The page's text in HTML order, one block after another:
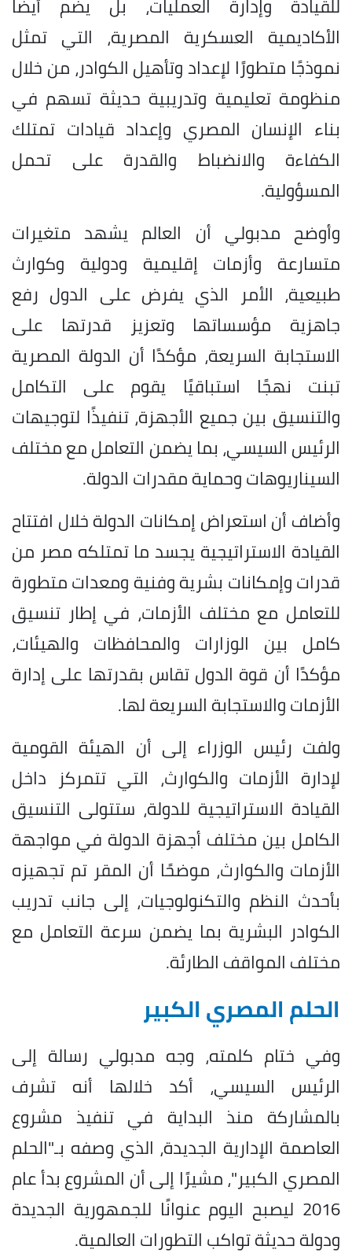
الأكاديمية العسكرية المصرية، التي تمثل
نموذجًا متطورًا لإعداد وتأهيل الكوادر، من خلال
منظومة تعليمية وتدريبية حديثة تسهم في
بناء الإنسان المصري وإعداد قيادات تمتلك
الكفاءة والانضباط والقدرة على تحمل
المسؤولية.
وأوضح مدبولي أن العالم يشهد متغيرات
متسارعة وأزمات إقليمية ودولية وكوارث
طبيعية، الأمر الذي يفرض على الدول رفع
جاهزية مؤسساتها وتعزيز قدرتها على
الاستجابة السريعة، مؤكدًا أن الدولة المصرية
تبنت نهجًا استباقيًا يقوم على التكامل
والتنسيق بين جميع الأجهزة، تنفيذًا لتوجيهات
الرئيس السيسي، بما يضمن التعامل مع مختلف
السيناريوهات وحماية مقدرات الدولة.
وأضاف أن استعراض إمكانات الدولة خلال افتتاح
القيادة الاستراتيجية يجسد ما تمتلكه مصر من
قدرات وإمكانات بشرية وفنية ومعدات متطورة
للتعامل مع مختلف الأزمات، في إطار تنسيق
كامل بين الوزارات والمحافظات والهيئات،
مؤكدًا أن قوة الدول تقاس بقدرتها على إدارة
الأزمات والاستجابة السريعة لها.
ولفت رئيس الوزراء إلى أن الهيئة القومية
لإدارة الأزمات والكوارث، التي تتمركز داخل
القيادة الاستراتيجية للدولة، ستتولى التنسيق
الكامل بين مختلف أجهزة الدولة في مواجهة
الأزمات والكوارث، موضحًا أن المقر تم تجهيزه
بأحدث النظم والتكنولوجيات، إلى جانب تدريب
الكوادر البشرية بما يضمن سرعة التعامل مع
مختلف المواقف الطارئة.
الحلم المصري الكبير
وفي ختام كلمته، وجه مدبولي رسالة إلى
الرئيس السيسي، أكد خلالها أنه تشرف
بالمشاركة منذ البداية في تنفيذ مشروع
العاصمة الإدارية الجديدة، الذي وصفه بـ"الحلم
المصري الكبير"، مشيرًا إلى أن المشروع بدأ عام
2016 ليصبح اليوم عنوانًا للجمهورية الجديدة
ودولة حديثة تواكب التطورات العالمية.